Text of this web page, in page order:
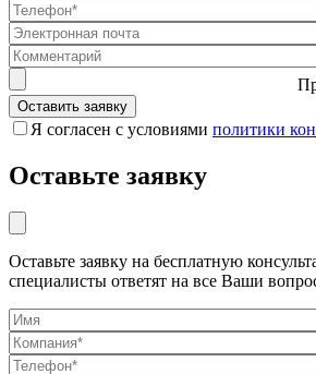
Я согласен с условиями политики
Оставьте заявку
Оставьте заявку на бесплатную
специалисты ответят на все Ваши